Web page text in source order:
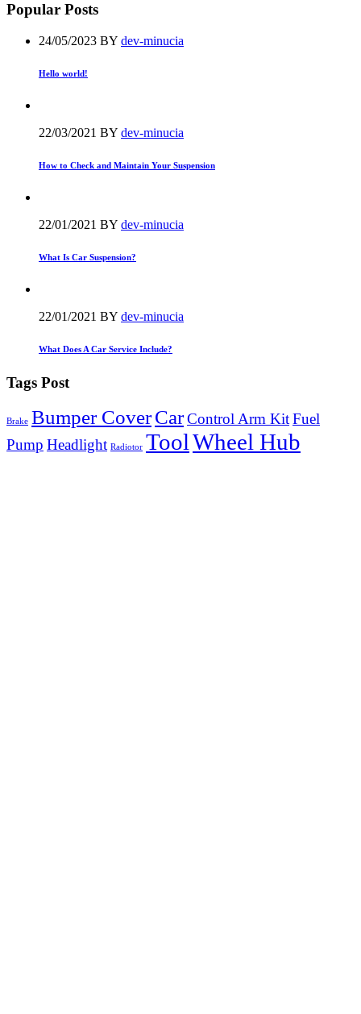
Popular Posts
24/05/2023 BY dev-minucia
Hello world!
22/03/2021 BY dev-minucia
How to Check and Maintain Your Suspension
22/01/2021 BY dev-minucia
What Is Car Suspension?
22/01/2021 BY dev-minucia
What Does A Car Service Include?
Tags Post
Brake Bumper CoverCarControl Arm KitFuel
Pump Headlight Radiotor ToolWheel Hub